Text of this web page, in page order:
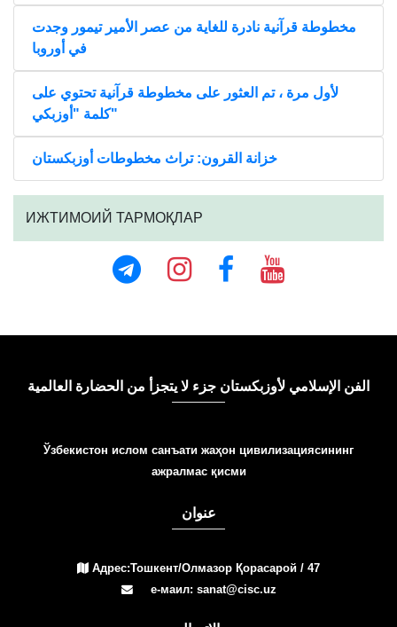
مخطوطة قرآنية نادرة للغاية من عصر الأمير تيمور وجدت
في أوروبا
لأول مرة ، تم العثور على مخطوطة قرآنية تحتوي على
كلمة "أوزبكي"
خزانة القرون: تراث مخطوطات أوزبكستان
ИЖТИМОИЙ ТАРМОҚЛАР
الفن الإسلامي لأوزبكستان جزء لا يتجزأ من الحضارة العالمية
Ўзбекистон ислом санъати жаҳон цивилизациясининг
ажралмас қисми
عنوان
Адрес:Тошкент/Олмазор Қорасарой / 47
е-маил: sanat@cisc.uz